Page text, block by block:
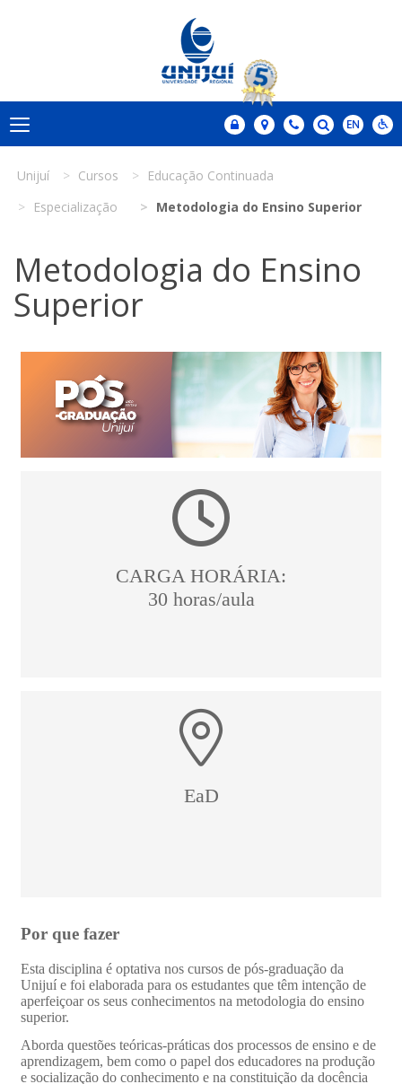
Unijuí Cursos
Educação Continuada
Especialização
Metodologia do Ensino Superior
Metodologia do Ensino
Superior